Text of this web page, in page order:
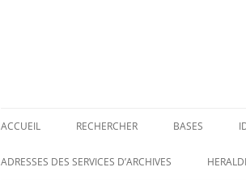
ACCUEIL RECHERCHER
RECHERCHER UN SOLDAT
BASES
BASE DES
ADRESSES DES SERVICES D’ARCHIVES